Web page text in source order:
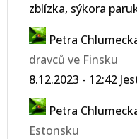
zblízka, sýkora
Petra
dravců ve Finsku
8.12.2023 - 12:42
Petra
Estonsku